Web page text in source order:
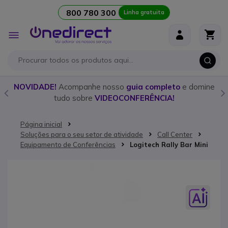
800 780 300 Linha gratuita
Alternar
Nav
NOVIDADE!Acompanhe nossoguia completoe domine
tudo sobreVIDEOCONFERÊNCIA!
Página inicial
Soluções para o seu setor de atividade
Call Center
Equipamento de Conferências
Logitech Rally Bar Mini